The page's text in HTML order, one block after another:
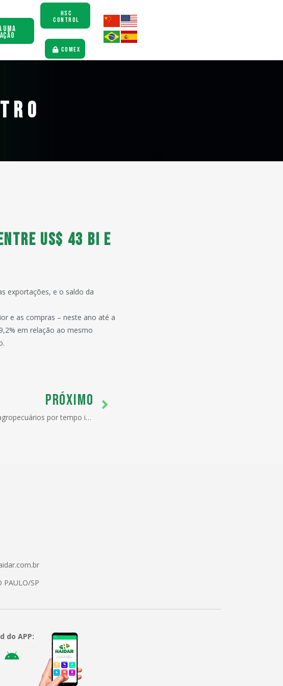
uma
HSC
CONTROL
COMEX
US$ 43 bi e
exportações, e o saldo da
e as compras – neste ano até a
em relação ao mesmo
PRÓXIMO
Greve de fiscais agropecuários por tempo indeterminado
PAULO/SP
do APP: